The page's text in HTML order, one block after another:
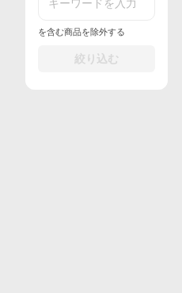
を含む商品を除外する
絞り込む